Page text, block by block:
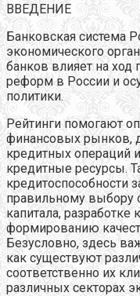
ВВЕДЕНИЕ
Банковская система
экономического
банков влияет на
реформ в России и
политики.
Рейтинги помогают
финансовых рынков,
кредитных операций
кредитные ресурсы.
кредитоспособности
правильному выбору
капитала, разработке
формированию
Безусловно, здесь
как существуют
соответственно их
различных секторах